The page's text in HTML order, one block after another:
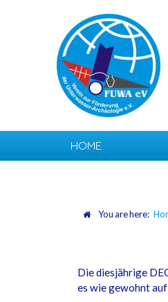
HOME
You are here:
Die diesjährige
es wie gewohnt